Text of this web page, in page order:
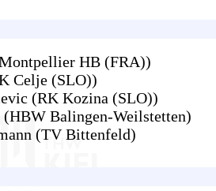
HB (FRA))
Celje (SLO))
(RK Kozina (SLO))
Balingen-Weilstetten)
(TV Bittenfeld)